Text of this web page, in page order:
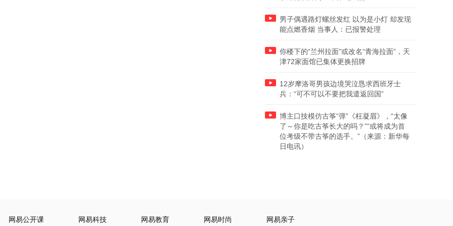
男子偶遇路灯螺丝发红 以为是小灯 却发现
能点燃香烟 当事人：已报警处理
你楼下的“兰州拉面”或改名“青海拉面”，天
津72家面馆已集体更换招牌
12岁摩洛哥男孩边境哭泣恳求西班牙士
兵：“可不可以不要把我遣返回国”
博主口技模仿古筝“弹”《枉凝眉》，“太像
了～你是吃古筝长大的吗？”“或将成为首
位考级不带古筝的选手。”（来源：新华每
日电讯）
网易公开课 网易科技 网易教育 网易时尚 网易亲子